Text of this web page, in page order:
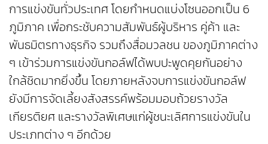
การแข่งขันทั่วประเทศ โดยกำหนดแบ่งโซนออกเป็น 6
ภูมิภาค เพื่อกระชับความสัมพันธ์ผู้บริหาร คู่ค้า และ
พันธมิตรทางธุรกิจ รวมถึงสื่อมวลชน ของภูมิภาคต่าง
ๆ เข้าร่วมการแข่งขันกอล์ฟได้พบปะพูดคุยกันอย่าง
ใกล้ชิดมากยิ่งขึ้น โดยภายหลังจบการแข่งขันกอล์ฟ
ยังมีการจัดเลี้ยงสังสรรค์พร้อมมอบถ้วยรางวัล
เกียรติยศ และรางวัลพิเศษแก่ผู้ชนะเลิศการแข่งขันใน
ประเภทต่าง ๆ อีกด้วย